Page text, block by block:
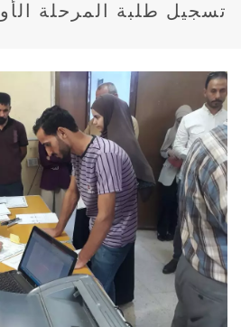
تسجيل طلبة المرحلة